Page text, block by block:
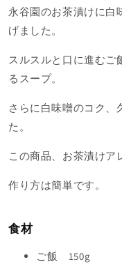
永谷園のお茶漬けに白
げました。
スルスルと口に進むご
るスープ。
さらに白味噌のコク、
た。
この商品、お茶漬けア
作り方は簡単です。
食材
ご飯 150g